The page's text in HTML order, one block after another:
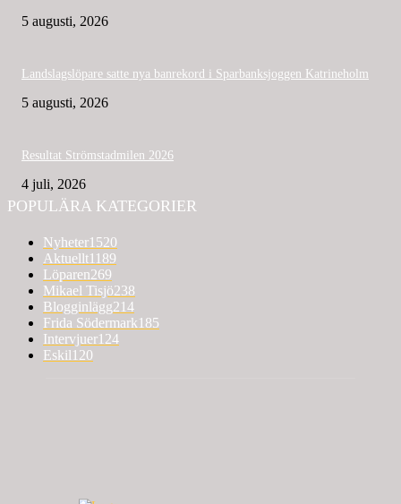
5 augusti, 2026
Landslagslöpare satte nya banrekord i Sparbanksjoggen Katrineholm
5 augusti, 2026
Resultat Strömstadmilen 2026
4 juli, 2026
POPULÄRA KATEGORIER
Nyheter1520
Aktuellt1189
Löparen269
Mikael Tisjö238
Blogginlägg214
Frida Södermark185
Intervjuer124
Eskil120